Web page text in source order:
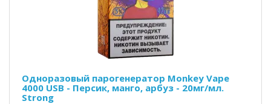
Одноразовый парогенератор Monkey Vape
4000 USB - Персик, манго, арбуз - 20мг/мл.
Strong